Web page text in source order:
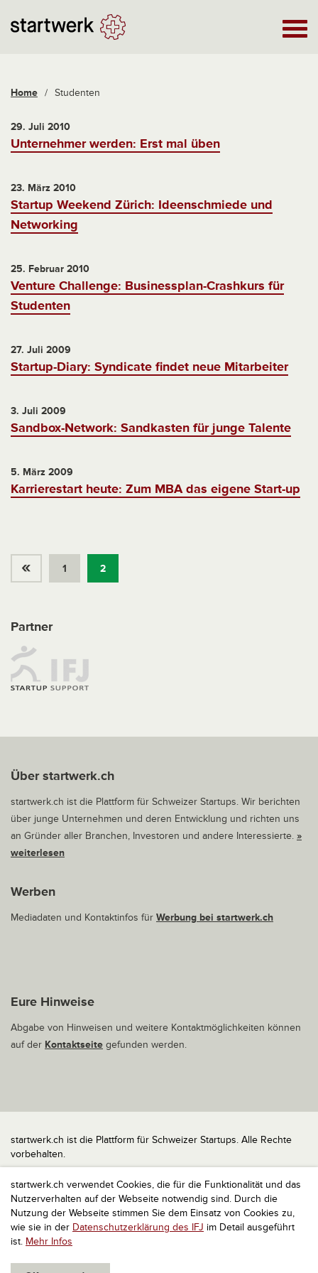
startwerk.ch verwendet Cookies, die für die Funktionalität und das
Nutzerverhalten auf der Webseite notwendig sind. Durch die
Nutzung der Webseite stimmen Sie dem Einsatz von Cookies zu,
wie sie in der Datenschutzerklärung des IFJ im Detail ausgeführt
ist. Mehr Infos
Home / Studenten
29. Juli 2010
Unternehmer werden: Erst mal üben
23. März 2010
Startup Weekend Zürich: Ideenschmiede und
Networking
25. Februar 2010
Venture Challenge: Businessplan-Crashkurs für
Studenten
27. Juli 2009
Startup-Diary: Syndicate findet neue Mitarbeiter
3. Juli 2009
Sandbox-Network: Sandkasten für junge Talente
5. März 2009
Karrierestart heute: Zum MBA das eigene Start-up
« 1 2
Partner
Über startwerk.ch
startwerk.ch ist die Plattform für Schweizer Startups. Wir berichten
über junge Unternehmen und deren Entwicklung und richten uns
an Gründer aller Branchen, Investoren und andere Interessierte. »
weiterlesen
Werben
Mediadaten und Kontaktinfos für Werbung bei startwerk.ch
Eure Hinweise
Abgabe von Hinweisen und weitere Kontaktmöglichkeiten können
auf der Kontaktseite gefunden werden.
startwerk.ch ist die Plattform für Schweizer Startups. Alle Rechte
vorbehalten.
Impressum
Kontakt
nach oben